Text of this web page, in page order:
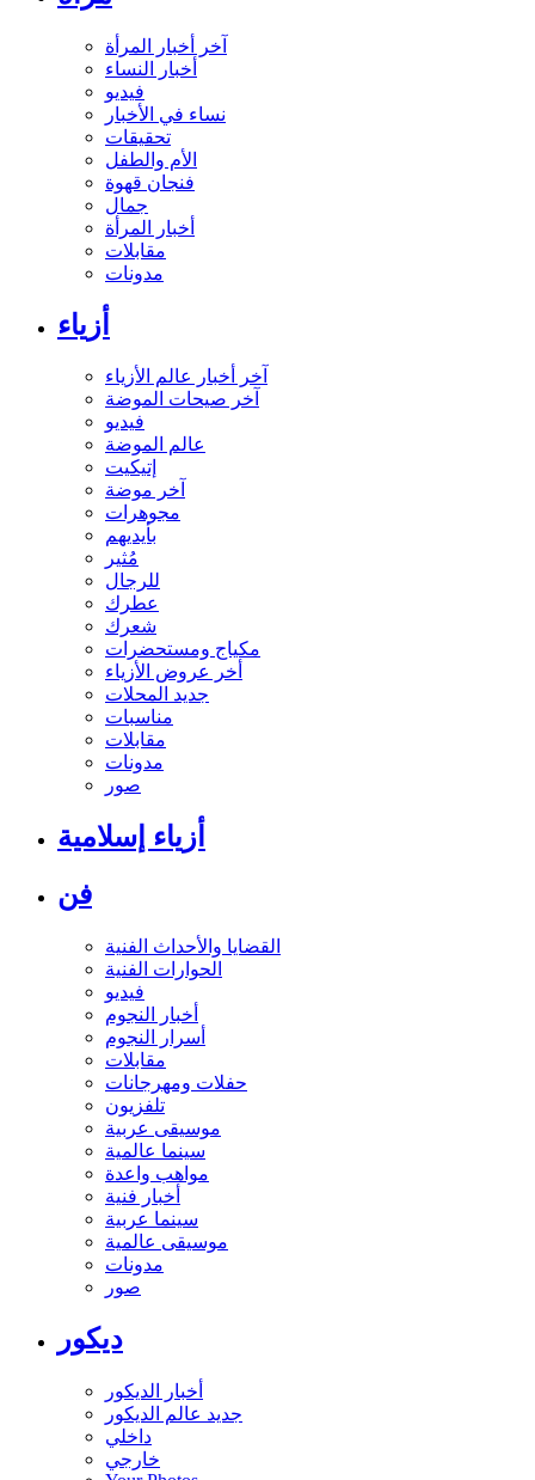
آخر أخبار المرأة
أخبار النساء
فيديو
نساء في الأخبار
تحقيقات
الأم والطفل
فنجان قهوة
جمال
أخبار المرأة
مقابلات
مدونات
أزياء
آخر أخبار عالم الأزياء
آخر صيحات الموضة
فيديو
عالم الموضة
إتيكيت
آخر موضة
مجوهرات
بأيديهم
مُثير
للرجال
عطرك
شعرك
مكياج ومستحضرات
أخر عروض الأزياء
جديد المحلات
مناسبات
مقابلات
مدونات
صور
أزياء إسلامية
فن
القضايا والأحداث الفنية
الحوارات الفنية
فيديو
أخبار النجوم
أسرار النجوم
مقابلات
حفلات ومهرجانات
تلفزيون
موسيقى عربية
سينما عالمية
مواهب واعدة
أخبار فنية
سينما عربية
موسيقى عالمية
مدونات
صور
ديكور
أخبار الديكور
جديد عالم الديكور
داخلي
خارجي